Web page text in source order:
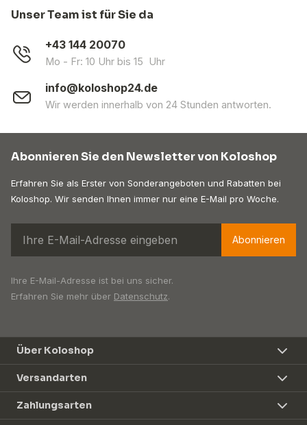
Unser Team ist für Sie da
+43 144 20070
Mo - Fr: 10 Uhr bis 15 Uhr
info@koloshop24.de
Wir werden innerhalb von 24 Stunden antworten.
Abonnieren Sie den Newsletter von Koloshop
Erfahren Sie als Erster von Sonderangeboten und Rabatten bei
Koloshop. Wir senden Ihnen immer nur eine E-Mail pro Woche.
Abonnieren
Ihre E-Mail-Adresse ist bei uns sicher.
Erfahren Sie mehr über Datenschutz.
Über Koloshop
Versandarten
Zahlungsarten